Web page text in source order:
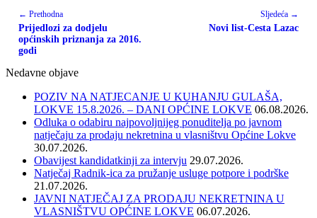
← Prethodna
Prijedlozi za dodjelu
općinskih priznanja za 2016.
godi
Sljedeća →
Novi list-Cesta Lazac
Nedavne objave
POZIV NA NATJECANJE U KUHANJU GULAŠA,
LOKVE 15.8.2026. – DANI OPĆINE LOKVE 06.08.2026.
Odluka o odabiru najpovoljnijeg ponuditelja po javnom
natječaju za prodaju nekretnina u vlasništvu Općine Lokve
30.07.2026.
Obavijest kandidatkinji za intervju 29.07.2026.
Natječaj Radnik-ica za pružanje usluge potpore i podrške
21.07.2026.
JAVNI NATJEČAJ ZA PRODAJU NEKRETNINA U
VLASNIŠTVU OPĆINE LOKVE 06.07.2026.